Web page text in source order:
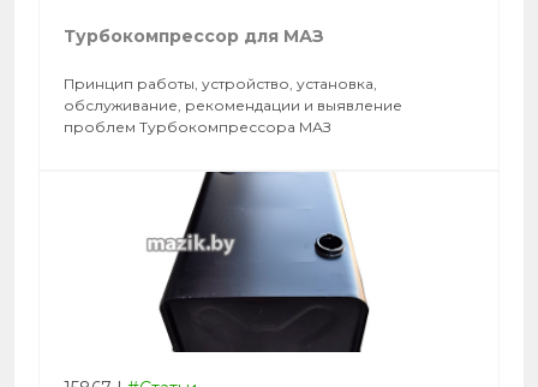
Турбокомпрессор для МАЗ
Принцип работы, устройство, установка,
обслуживание, рекомендации и выявление
проблем Турбокомпрессора МАЗ